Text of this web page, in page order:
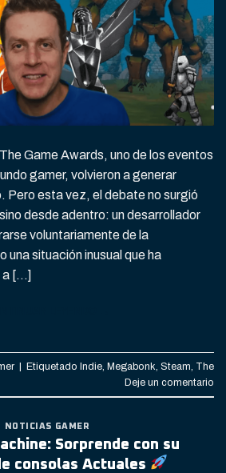
Game Awards, uno de los eventos
gamer, volvieron a generar
Pero esta vez, el debate no surgió
desde adentro: un desarrollador
voluntariamente de la
situación inusual que ha
a […]
| Etiquetado Indie Megabonk Steam The
Deje un comentario
NOTICIAS GAMER
Sorprende con su
consolas Actuales